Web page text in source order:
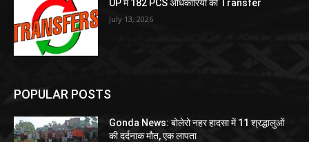
UP में 182 PCS अधिकारियों का Transfer
July 13, 2026
POPULAR POSTS
Gonda News: बोलेरो नहर हादसा में 11 श्रद्धालुओं
की दर्दनाक मौत, एक लापता